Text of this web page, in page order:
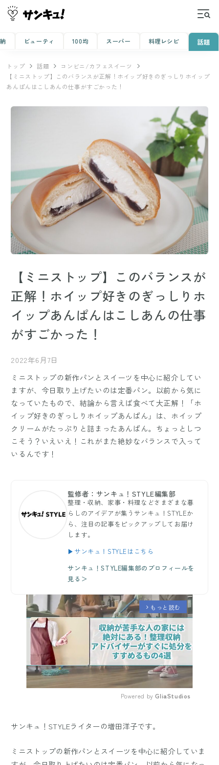
ビューティ 100均 スーパー 料理レシピ 話題
トップ 話題
コンビニ/カフェスイーツ
【ミニストップ】このバランスが正解！ホイップ好きのぎっしりホイップ
あんぱんはこしあんの仕事がすごかった！
【ミニストップ】このバランスが
正解！ホイップ好きのぎっしりホ
イップあんぱんはこしあんの仕事
がすごかった！
2022年6月7日
ミニストップの新作パンとスイーツを中心に紹介してい
ますが、今日取り上げたいのは定番パン。以前から気に
なっていたもので、結論から言えば食べて大正解！「ホ
イップ好きのぎっしりホイップあんぱん」は、ホイップ
クリームがたっぷりと詰まったあんぱん。ちょっとしつ
こそう？いえいえ！これがまた絶妙なバランスで入って
いるんです！
監修者：サンキュ！STYLE編集部
整理・収納、家事・料理などさまざまな暮
らしのアイデアが集うサンキュ！STYLEか
ら、注目の記事をピックアップしてお届け
します。
▶サンキュ！STYLEはこちら
サンキュ！STYLE編集部のプロフィールを
見る＞
arrow_forward_ios もっと読む
Powered by GliaStudios
サンキュ！STYLEライターの増田洋子です。
ミニストップの新作パンとスイーツを中心に紹介していま